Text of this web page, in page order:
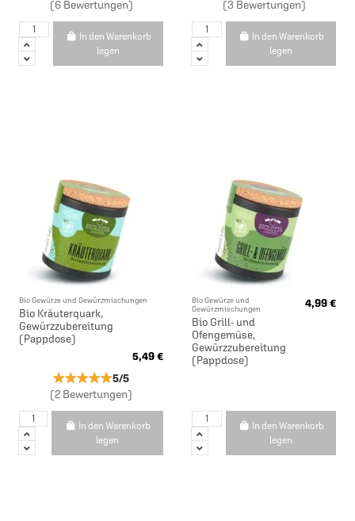
(6 Bewertungen)
In den Warenkorb
legen
(3 Bewertungen)
In den Warenkorb
legen
Bio Gewürze und Gewürzmischungen
Bio Kräuterquark,
Gewürzzubereitung
(Pappdose)
5,49 €
★★★★★
★★★★★5/5
(2 Bewertungen)
In den Warenkorb
legen
Bio Gewürze und
Gewürzmischungen
Bio Grill- und
Ofengemüse,
Gewürzzubereitung
(Pappdose)
4,99 €
In den Warenkorb
legen